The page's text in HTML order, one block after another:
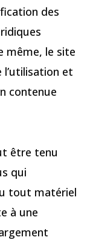
des
même, le site
et
contenue
être tenu
qui
tout matériel
à une